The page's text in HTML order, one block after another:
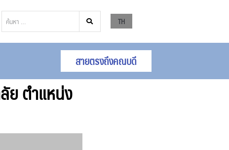
TH
สายตรงถึงคณบดี
ย ตำแหน่ง